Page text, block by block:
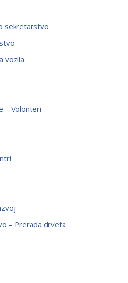
sekretarstvo
vozila
– Volonteri
– Prerada drveta